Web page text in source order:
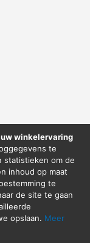
winkelervaring
te
statistieken om de
inhoud op maat
te
de site te gaan
opslaan. Meer